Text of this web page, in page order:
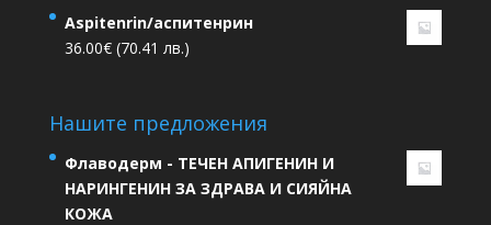
Aspitenrin/аспитенрин
36.00€ (70.41 лв.)
Нашите предложения
Флаводерм - ТЕЧЕН АПИГЕНИН И
НАРИНГЕНИН ЗА ЗДРАВА И СИЯЙНА
КОЖА